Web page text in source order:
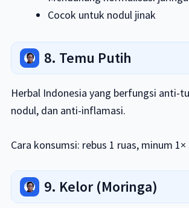
Cocok untuk nodul jinak
8. Temu Putih
Herbal Indonesia yang berfungsi anti-
nodul, dan anti-inflamasi.
Cara konsumsi: rebus 1 ruas, minum 1×
9. Kelor (Moringa)